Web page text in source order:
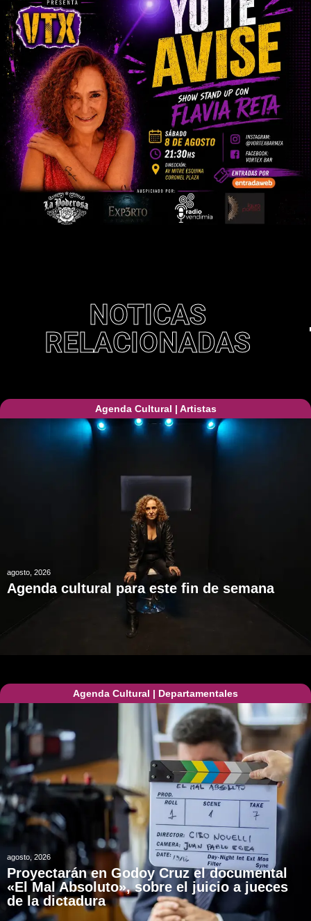
NOTICAS
RELACIONADAS
Agenda Cultural | Artistas
agosto, 2026
Agenda cultural para este fin de semana
Agenda Cultural | Departamentales
agosto, 2026
Proyectarán en Godoy Cruz el documental
«El Mal Absoluto», sobre el juicio a jueces
de la dictadura